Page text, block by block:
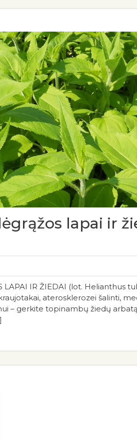
lapai ir
LAPAI IR ŽIEDAI (lot. Helianthus
aterosklerozei šalinti,
– gerkite topinambų žiedų